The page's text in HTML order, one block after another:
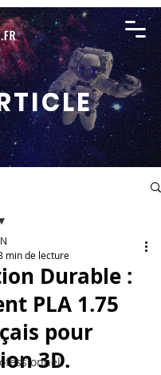
Durable :
PLA 1.75
pour
3D.
min de lecture